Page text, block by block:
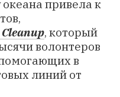
океана привела к
, который
волонтеров
в
линий от